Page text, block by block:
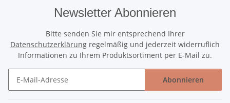
Newsletter Abonnieren
Bitte senden Sie mir entsprechend Ihrer
Datenschutzerklärung regelmäßig und jederzeit widerruflich
Informationen zu Ihrem Produktsortiment per E-Mail zu.
Abonnieren